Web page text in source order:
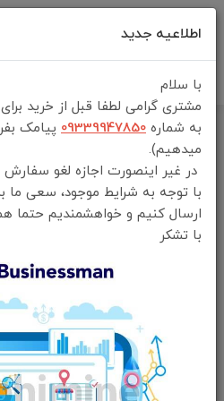
خانه
فهرست محصولات
خوشبو کننده هوا گرین لاین با مخزن یدک Fragrance Combo 160 میل
اطلاعیه جدید
با سلام
مشتری گرامی لطفا قبل از خرید
به شماره 09339947850 پیامک
میدهیم).
در غیر اینصورت اجازه لغو سفارش
با توجه به شرایط موجود، سعی
ارسال کنیم و خواهشمندیم حتما
با تشکر